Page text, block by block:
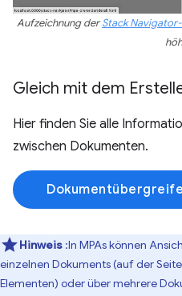
Aufzeichnung derStack
Gleich mit dem
Hier finden Sie alle
zwischen Dokumenten.
Hinweis :In MPAs können
einzelnen Dokuments (auf der
Elementen) oder über mehrere